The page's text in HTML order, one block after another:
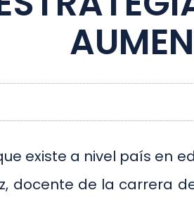
existe a nivel país en
docente de la carrera